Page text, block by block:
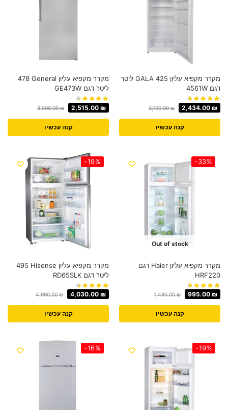
מקרר מקפיא עליון GALA 425 ‏ליטר
דגם 4561W
3,100.00₪ 2,434.00 ₪
קנה עכשיו
מקרר ‏מקפיא עליון General ‏478
‏ליטר דגם GE473W
3,200.00₪ 2,515.00 ₪
קנה עכשיו
-33%
Out of stock
מקרר מקפיא עליון Haier דגם
HRF220
1,490.00₪ 995.00 ₪
קנה עכשיו
-19%
מקרר ‏מקפיא עליון Hisense ‏495
‏ליטר דגם RD65SLK
4,990.00₪ 4,030.00 ₪
קנה עכשיו
-19%
-16%